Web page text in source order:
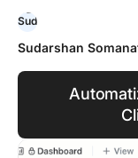
Sudarshan